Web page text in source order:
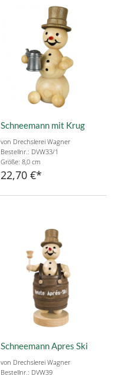
Schneemann mit Krug
von Drechslerei Wagner
Bestellnr.: DVW33/1
Größe: 8,0 cm
22,70 €
Schneemann Apres Ski
von Drechslerei Wagner
Bestellnr.: DVW39